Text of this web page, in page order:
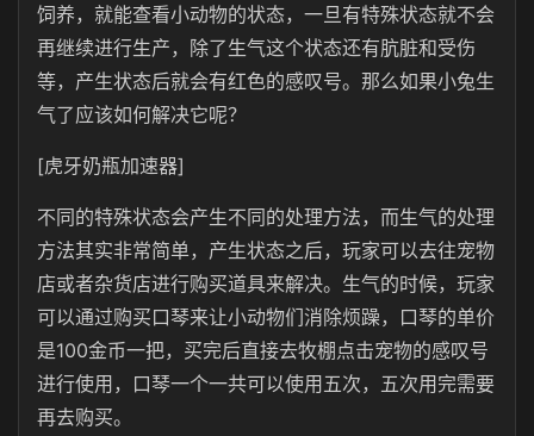
饲养，就能查看小动物的状态，一旦有特殊状态就不会
再继续进行生产，除了生气这个状态还有肮脏和受伤
等，产生状态后就会有红色的感叹号。那么如果小兔生
气了应该如何解决它呢？
[虎牙奶瓶加速器]
不同的特殊状态会产生不同的处理方法，而生气的处理
方法其实非常简单，产生状态之后，玩家可以去往宠物
店或者杂货店进行购买道具来解决。生气的时候，玩家
可以通过购买口琴来让小动物们消除烦躁，口琴的单价
是100金币一把，买完后直接去牧棚点击宠物的感叹号
进行使用，口琴一个一共可以使用五次，五次用完需要
再去购买。